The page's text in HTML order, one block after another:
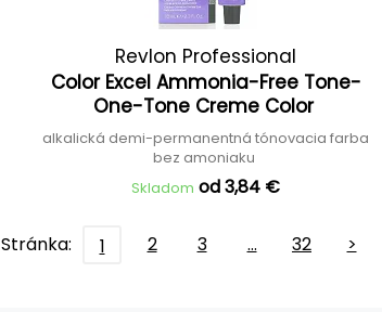
Revlon Professional
Color Excel Ammonia-Free Tone-
One-Tone Creme Color
alkalická demi-permanentná tónovacia farba
bez amoniaku
Skladom od 3,84 €
Stránka: 1 2 3 … 32 >